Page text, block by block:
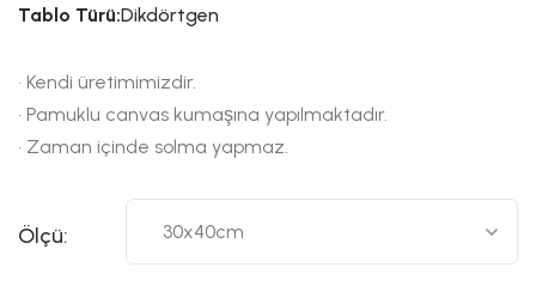
Tablo Türü:Dikdörtgen
• Kendi üretimimizdir.
• Pamuklu canvas kumaşına yapılmaktadır.
• Zaman içinde solma yapmaz.
Ölçü: